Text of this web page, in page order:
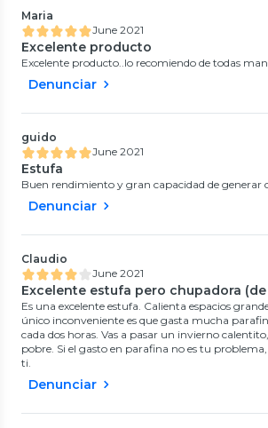
Maria
June 2021
Excelente producto
Excelente producto..lo recomiendo de todas
Denunciar
guido
June 2021
Estufa
Buen rendimiento y gran capacidad de generar
Denunciar
Claudio
June 2021
Excelente estufa pero chupadora
Es una excelente estufa. Calienta espacios
único inconveniente es que gasta mucha
cada dos horas. Vas a pasar un invierno
pobre. Si el gasto en parafina no es tu
ti.
Denunciar